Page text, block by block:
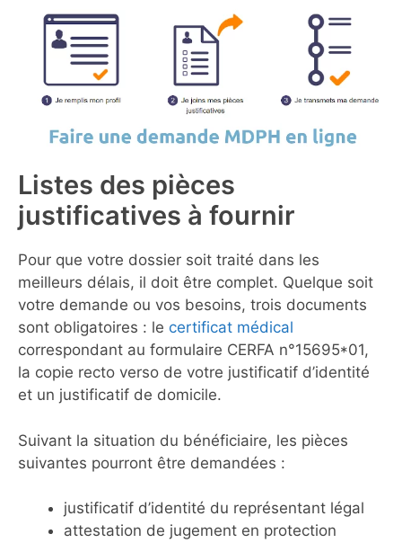
Listes des pièces
justificatives à fournir
Pour que votre dossier soit traité dans les
meilleurs délais, il doit être complet. Quelque soit
votre demande ou vos besoins, trois documents
sont obligatoires : le certificat médical
correspondant au formulaire CERFA n°15695*01,
la copie recto verso de votre justificatif d’identité
et un justificatif de domicile.
Suivant la situation du bénéficiaire, les pièces
suivantes pourront être demandées :
justificatif d’identité du représentant légal
attestation de jugement en protection